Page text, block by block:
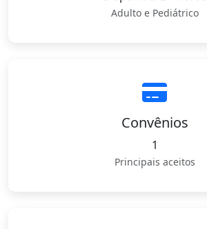
Adulto e Pediátrico
Convênios
1
Principais aceitos